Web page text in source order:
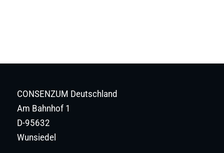
CONSENZUM Deutschland
Am Bahnhof 1
D-95632
Wunsiedel